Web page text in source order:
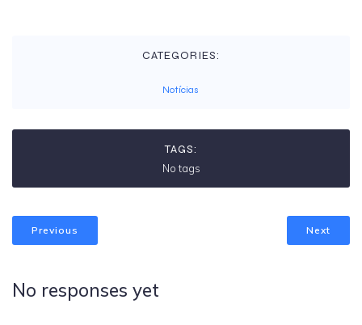
CATEGORIES:
Notícias
TAGS:
No tags
Previous Next
No responses yet